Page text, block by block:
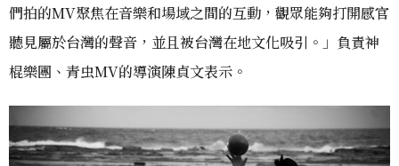
們拍的MV聚焦在音樂和場域之間的互動，觀眾能夠打開感官
聽見屬於台灣的聲音，並且被台灣在地文化吸引。」負責神
棍樂團、青虫MV的導演陳貞文表示。